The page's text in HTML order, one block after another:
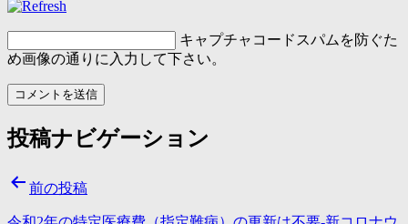
キャプチャコード スパムを防ぐた
め画像の通りに入力して下さい。
投稿ナビゲーション
前の投稿